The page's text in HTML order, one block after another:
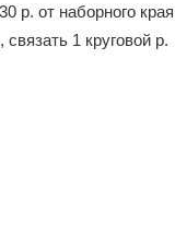
р. от наборного края
1 кру­говой р.